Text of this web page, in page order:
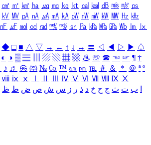
㎠ ㎡ ㎢ ㏊ ㎍ ㎎ ㎏ ㏏ ㎈ ㎉ ㏈ ㎧ ㎨ ㎰
㎸ ㎹ ㎀ ㎁ ㎂ ㎃ ㎄ ㎺ ㎻ ㎽ ㎾ ㎿ ㎐ ㎑
㎋ ㎌ ㏖ ㏅ ㎭ ㎮ ㎯ ㏛ ㎩ ㎪ ㎫ ㎬ ㏝ ㏐
㏓
◆ □ ■ △ ▽ → ← ↑ ↓ ↔ 〓 ◁ ◀ ▷ ▶ ♤
◐ ◑ ▒ ▤ ▨ ▧ ▦ ▩ ♨ ☏ ☎ ☜ ☞ ¶ †
♪ ♬ ㉿ ㈜ № ㏇ ™ ㏂ ㏘ ℡ ＃ ＆ ＊ ＠ ª º
ⅷ ⅸ ⅹ Ⅳ Ⅴ Ⅵ Ⅶ Ⅷ Ⅸ Ⅹ
ب ت ث ج ح خ د ذ ر ز س ش ص ض ط ظ